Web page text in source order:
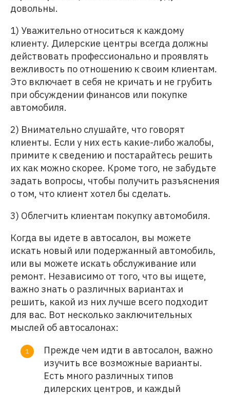
довольны.
1) Уважительно относиться к каждому
клиенту. Дилерские центры всегда должны
действовать профессионально и проявлять
вежливость по отношению к своим клиентам.
Это включает в себя не кричать и не грубить
при обсуждении финансов или покупке
автомобиля.
2) Внимательно слушайте, что говорят
клиенты. Если у них есть какие-либо жалобы,
примите к сведению и постарайтесь решить
их как можно скорее. Кроме того, не забудьте
задать вопросы, чтобы получить разъяснения
о том, что клиент хотел бы сделать.
3) Облегчить клиентам покупку автомобиля.
Когда вы идете в автосалон, вы можете
искать новый или подержанный автомобиль,
или вы можете искать обслуживание или
ремонт. Независимо от того, что вы ищете,
важно знать о различных вариантах и
решить, какой из них лучше всего подходит
для вас. Вот несколько заключительных
мыслей об автосалонах:
Прежде чем идти в автосалон, важно
изучить все возможные варианты.
Есть много различных типов
дилерских центров, и каждый